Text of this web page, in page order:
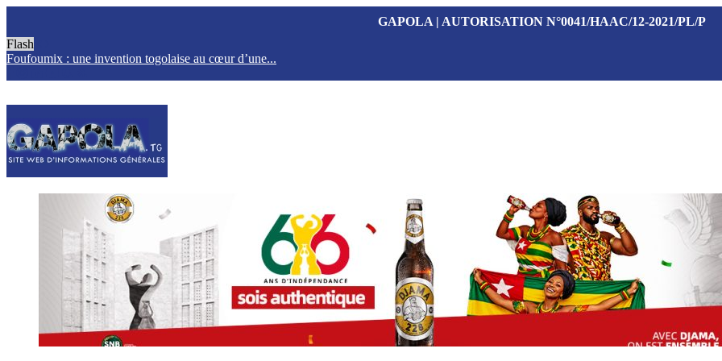
GAPOLA | AUTORISATION N°0041/HAAC/12-2021/PL/P
Flash
Foufoumix : une invention togolaise au cœur d’une...